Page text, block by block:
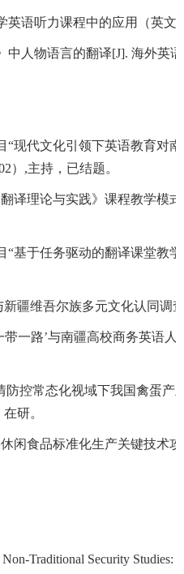
英语听力课程中的应用（英文
中人物语言的翻译[J]. 海外英语
“现代文化引领下英语教育对
） ,主持，已结题。
翻译理论与实践》课程教学模
“基于任务驱动的翻译课堂教
新疆维吾尔族多元文化认同调
带一路’与南疆高校商务英语人
防控常态化视域下我国禽蛋产
研。
闲食品标准化生产关键技术攻
Traditional Security Studies: